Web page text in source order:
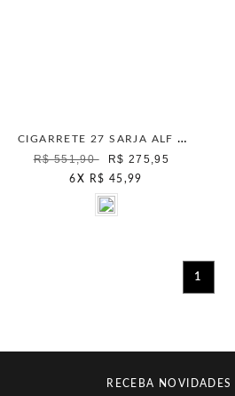
CIGARRETE 27 SARJA ALF ROSA FROST
R$ 551,90
R$ 275,95
6 X R$ 45,99
1
RECEBA NOVIDADES